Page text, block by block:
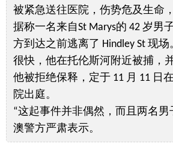
被紧急送往医院，伤势危及生命
据称一名来自St Marys的 42 岁男
方到达之前逃离了 Hindley St 现场
很快，他在托伦斯河附近被捕，
他被拒绝保释，定于 11 月 11 日
院出庭。
“这起事件并非偶然，而且两名男
澳警方严肃表示。